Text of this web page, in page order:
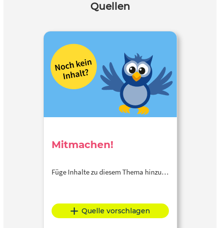
Quellen
Mitmachen!
Füge Inhalte zu diesem Thema hinzu…
Quelle vorschlagen